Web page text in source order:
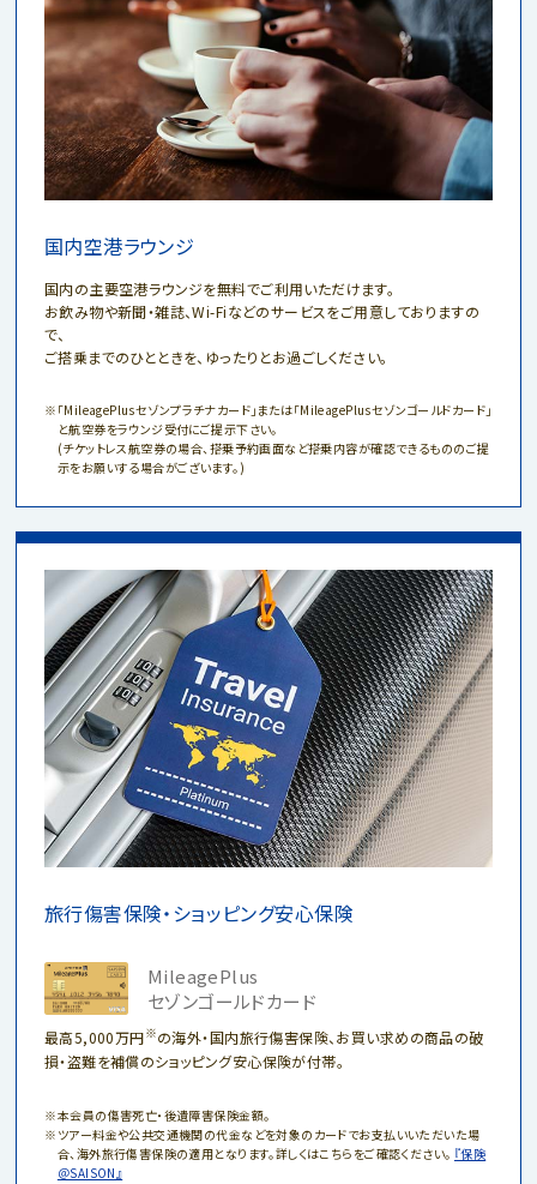
国内空港ラウンジ
国内の主要空港ラウンジを無料でご利用いただけます。
お飲み物や新聞・雑誌、Wi-Fiなどのサービスをご用意しておりますの
で、
ご搭乗までのひとときを、ゆったりとお過ごしください。
「MileagePlusセゾンプラチナカード」または「MileagePlusセゾンゴールドカード」
と航空券をラウンジ受付にご提示下さい。
(チケットレス航空券の場合、搭乗予約画面など搭乗内容が確認できるもののご提
示をお願いする場合がございます。)
旅行傷害保険・ショッピング安心保険
MileagePlus
セゾンゴールドカード
最高5,000万円※の海外・国内旅行傷害保険、お買い求めの商品の破
損・盗難を補償のショッピング安心保険が付帯。
本会員の傷害死亡・後遺障害保険金額。
ツアー料金や公共交通機関の代金などを対象のカードでお支払いいただいた場
合、海外旅行傷害保険の適用となります。詳しくはこちらをご確認ください。 『保険
＠SAISON』